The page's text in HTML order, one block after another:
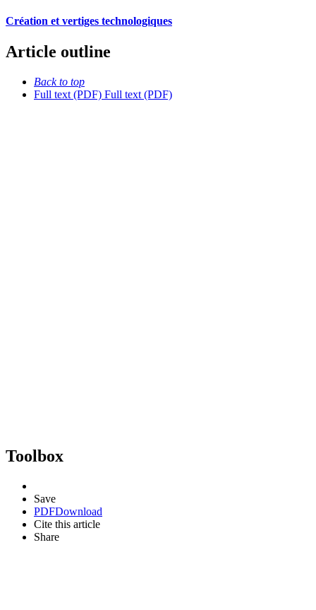
Création et vertiges technologiques
Article outline
Back to top
Full text (PDF) Full text (PDF)
Toolbox
Save
PDFDownload
Cite this article
Share